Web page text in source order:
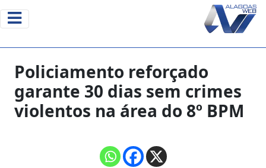
Policiamento reforçado
garante 30 dias sem crimes
violentos na área do 8º BPM